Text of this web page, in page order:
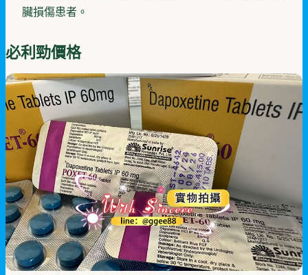
臟損傷患者。
必利勁價格